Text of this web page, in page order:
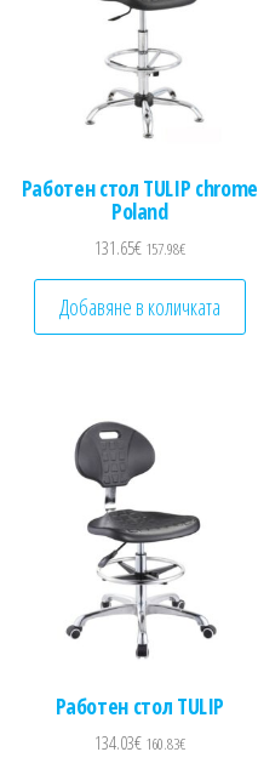
Работен стол TULIP chrome
Poland
131.65€ 157.98€
Добавяне в количката
Работен стол TULIP
134.03€ 160.83€